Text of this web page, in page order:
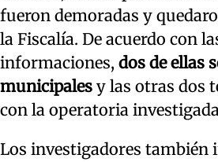
fueron demoradas y
la Fiscalía. De acuerdo con
informaciones, dos de ellas
municipales y las otras dos
con la operatoria
Los investigadores también